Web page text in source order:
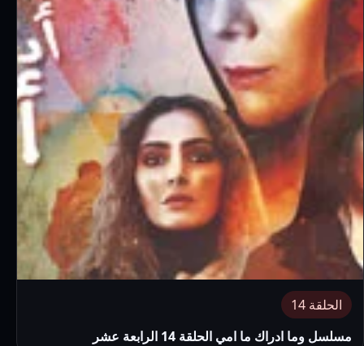
الحلقة 14
مسلسل وما ادراك ما امي الحلقة 14 الرابعة عشر